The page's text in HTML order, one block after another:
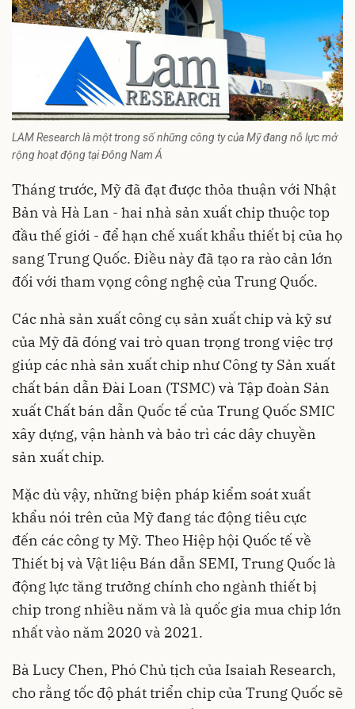
LAM Research là một trong số những công ty của Mỹ đang nỗ lực mở
rộng hoạt động tại Đông Nam Á
Tháng trước, Mỹ đã đạt được thỏa thuận với Nhật
Bản và Hà Lan - hai nhà sản xuất chip thuộc top
đầu thế giới - để hạn chế xuất khẩu thiết bị của họ
sang Trung Quốc. Điều này đã tạo ra rào cản lớn
đối với tham vọng công nghệ của Trung Quốc.
Các nhà sản xuất công cụ sản xuất chip và kỹ sư
của Mỹ đã đóng vai trò quan trọng trong việc trợ
giúp các nhà sản xuất chip như Công ty Sản xuất
chất bán dẫn Đài Loan (TSMC) và Tập đoàn Sản
xuất Chất bán dẫn Quốc tế của Trung Quốc SMIC
xây dựng, vận hành và bảo trì các dây chuyền
sản xuất chip.
Mặc dù vậy, những biện pháp kiểm soát xuất
khẩu nói trên của Mỹ đang tác động tiêu cực
đến các công ty Mỹ. Theo Hiệp hội Quốc tế về
Thiết bị và Vật liệu Bán dẫn SEMI, Trung Quốc là
động lực tăng trưởng chính cho ngành thiết bị
chip trong nhiều năm và là quốc gia mua chip lớn
nhất vào năm 2020 và 2021.
Bà Lucy Chen, Phó Chủ tịch của Isaiah Research,
cho rằng tốc độ phát triển chip của Trung Quốc sẽ